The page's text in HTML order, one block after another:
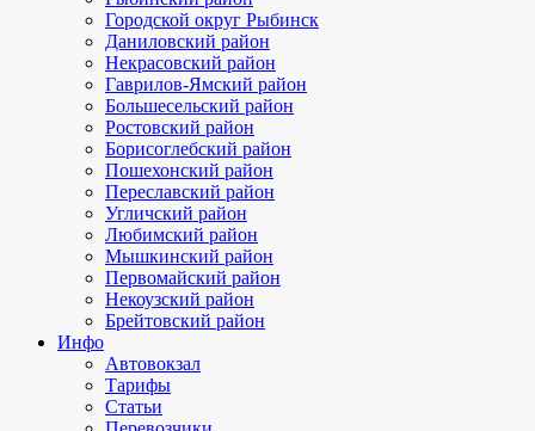
Городской округ Рыбинск
Даниловский район
Некрасовский район
Гаврилов-Ямский район
Большесельский район
Ростовский район
Борисоглебский район
Пошехонский район
Переславский район
Угличский район
Любимский район
Мышкинский район
Первомайский район
Некоузский район
Брейтовский район
Инфо
Автовокзал
Тарифы
Статьи